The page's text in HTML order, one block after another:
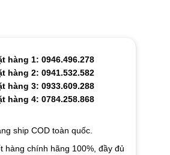
hàng 1: 0946.496.278
hàng 2: 0941.532.582
hàng 3: 0933.609.288
hàng 4: 0784.258.868
ship COD toàn quốc.
hàng chính hãng 100%, đầy đủ